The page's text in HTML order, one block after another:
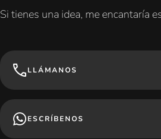
Si tienes una idea, me encantaría
LLÁMANOS
ESCRÍBENOS